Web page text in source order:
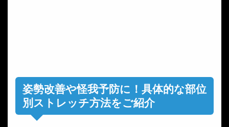
姿勢改善や怪我予防に！具体的な部位
別ストレッチ方法をご紹介